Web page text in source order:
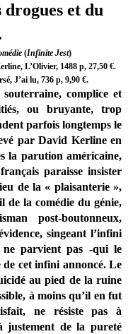
et du
(Infinite Jest)
L’Olivier, 1488 p, 27,50 €.
J’ai lu, 736 p, 9,90 €.
complice et
ou bruyante, trop
parfois longtemps le
par David Kerline en
la parution américaine,
paraisse insister
de la « plaisanterie »,
la comédie du génie,
post-boutonneux,
singeant l’infini
ne parvient pas -qui le
cet infini annoncé. Le
au pied de la ruine
à moins qu’il en fut
ne résiste pas à
justement de la pureté